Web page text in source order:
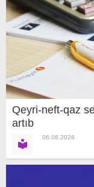
Qeyri-neft-qaz
artıb
06.08.2026